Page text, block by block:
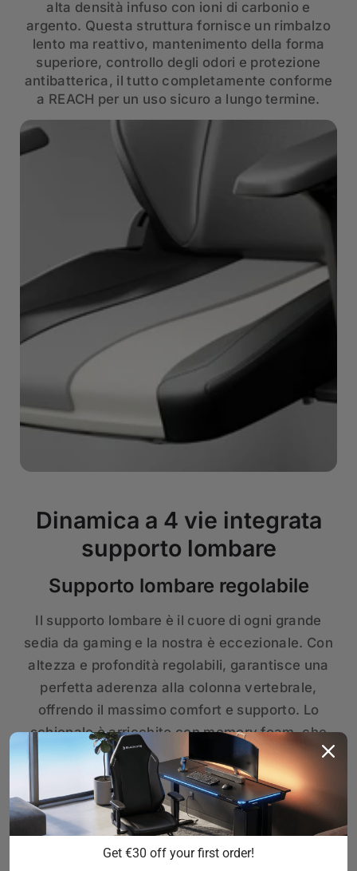
alta densità infuso con ioni di carbonio e
argento. Questa struttura fornisce un rimbalzo
lento ma reattivo, mantenimento della forma
superiore, controllo degli odori e protezione
antibatterica, il tutto completamente conforme
a REACH per un uso sicuro a lungo termine.
Dinamica a 4 vie integrata
supporto lombare
Supporto lombare regolabile
Il supporto lombare è il cuore di ogni grande
sedia da gaming e la nostra è eccezionale. Con
altezza e profondità regolabili, garantisce una
perfetta aderenza alla colonna vertebrale,
offrendo il massimo comfort e supporto. Lo
schienale è arricchito con memory foam, che
offre ancora più morbidezza e comfort fornendo
allo stesso tempo un supporto superiore per
lunghe sessioni di gioco.
Get €30 off your first order!